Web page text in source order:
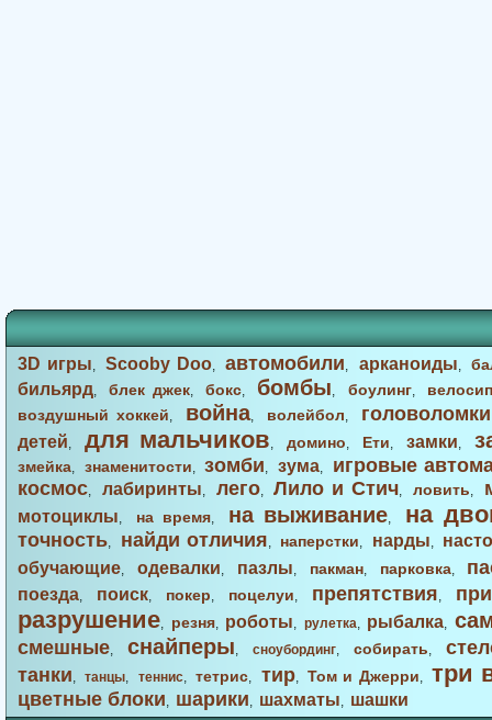
3D игры,Scooby Doo,автомобили, арканоиды,
бильярд,блек джек,бокс, бомбы, боулинг,
воздушный хоккей, война, волейбол, головоломки
детей, для мальчиков, домино, Ети, замки,
змейка, знаменитости,зомби, зума,
игровые
космос, лабиринты, лего,Лило и Стич,ловить,
мотоциклы, на время, на выживание, на
точность, найди отличия, наперстки, нарды,
обучающие, одевалки, пазлы, пакман, парковка,
поезда, поиск, покер, поцелуи, препятствия,
разрушение, резня, роботы, рулетка, рыбалка,
смешные, снайперы, сноубординг, собирать,
танки,танцы, теннис,тетрис, тир,Том и Джерри, три
цветные блоки, шарики, шахматы, шашки